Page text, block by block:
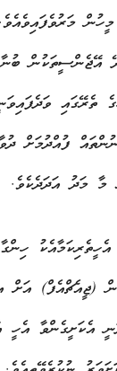
އޭޖެންސީތަކުން
ފުއްދުމަށް
(ޖީއެޗްއެފް) އަށް
އެކަށީގެންވާ